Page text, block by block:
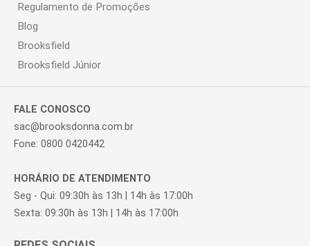
Regulamento de Promoções
Blog
Brooksfield
Brooksfield Júnior
FALE CONOSCO
sac@brooksdonna.com.br
Fone: 0800 0420442
HORÁRIO DE ATENDIMENTO
Seg - Qui: 09:30h às 13h | 14h às 17:00h
Sexta: 09:30h às 13h | 14h às 17:00h